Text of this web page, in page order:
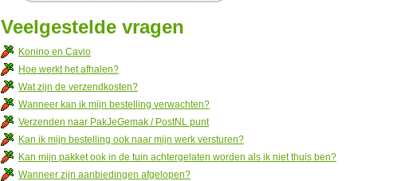
Veelgestelde vragen
Konino en Cavio
Hoe werkt het afhalen?
Wat zijn de verzendkosten?
Wanneer kan ik mijn bestelling verwachten?
Verzenden naar PakJeGemak / PostNL punt
Kan ik mijn bestelling ook naar mijn werk versturen?
Kan mijn pakket ook in de tuin achtergelaten worden als ik niet thuis ben?
Wanneer zijn aanbiedingen afgelopen?